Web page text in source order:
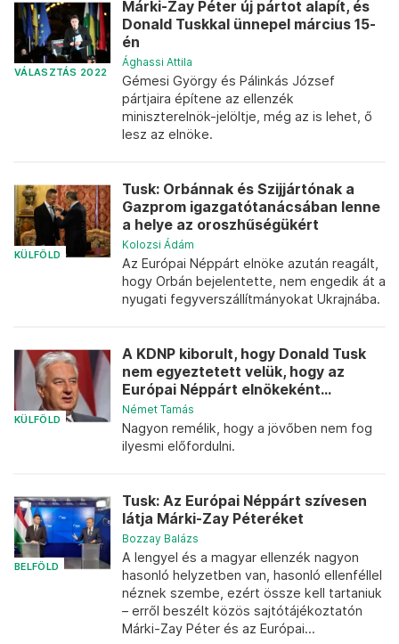
VÁLASZTÁS 2022
Márki-Zay Péter új pártot alapít, és
Donald Tuskkal ünnepel március 15-
én
Ághassi Attila
Gémesi György és Pálinkás József
pártjaira építene az ellenzék
miniszterelnök-jelöltje, még az is lehet, ő
lesz az elnöke.
KÜLFÖLD
Tusk: Orbánnak és Szijjártónak a
Gazprom igazgatótanácsában lenne
a helye az oroszhűségükért
Kolozsi Ádám
Az Európai Néppárt elnöke azután reagált,
hogy Orbán bejelentette, nem engedik át a
nyugati fegyverszállítmányokat Ukrajnába.
KÜLFÖLD
A KDNP kiborult, hogy Donald Tusk
nem egyeztetett velük, hogy az
Európai Néppárt elnökeként...
Német Tamás
Nagyon remélik, hogy a jövőben nem fog
ilyesmi előfordulni.
BELFÖLD
Tusk: Az Európai Néppárt szívesen
látja Márki-Zay Péteréket
Bozzay Balázs
A lengyel és a magyar ellenzék nagyon
hasonló helyzetben van, hasonló ellenféllel
néznek szembe, ezért össze kell tartaniuk
– erről beszélt közös sajtótájékoztatón
Márki-Zay Péter és az Európai...